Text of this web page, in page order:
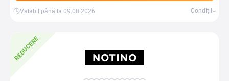
Valabil până la 09.08.2026 Condiții
REDUCERE